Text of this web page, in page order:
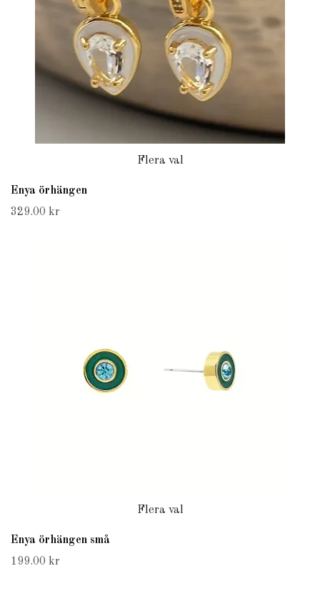
Flera val
Enya örhängen
329.00 kr
Flera val
Enya örhängen små
199.00 kr